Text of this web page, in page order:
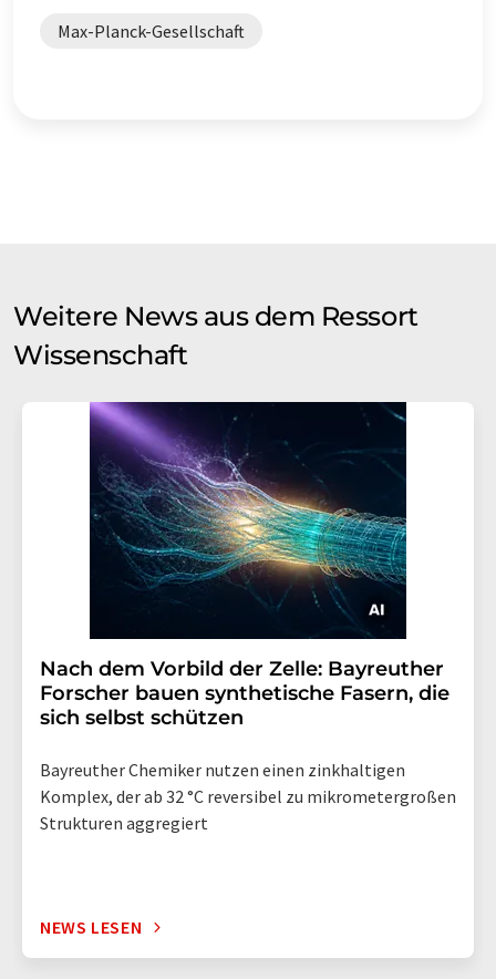
Max-Planck-Gesellschaft
Weitere News aus dem Ressort
Wissenschaft
Nach dem Vorbild der Zelle: Bayreuther
Forscher bauen synthetische Fasern, die
sich selbst schützen
Bayreuther Chemiker nutzen einen zinkhaltigen
Komplex, der ab 32 °C reversibel zu mikrometergroßen
Strukturen aggregiert
NEWS LESEN